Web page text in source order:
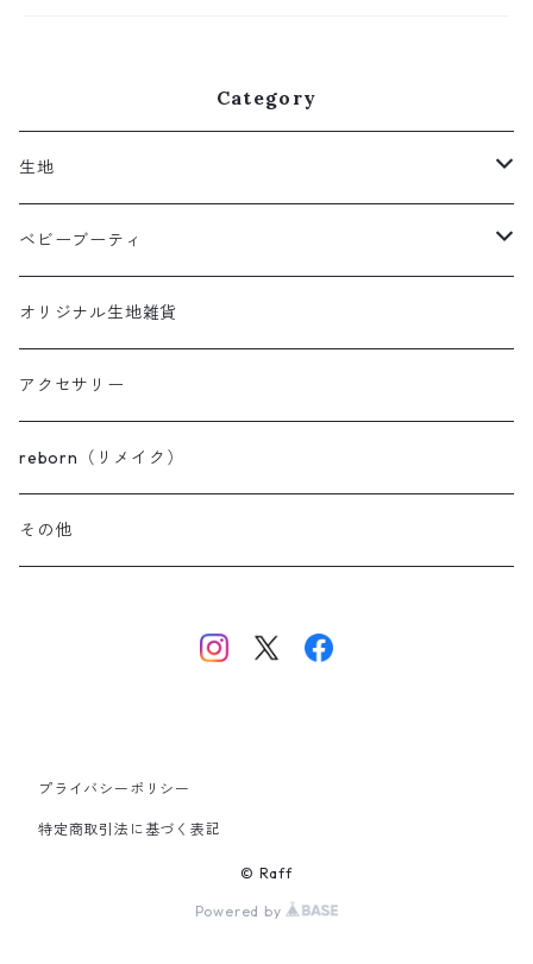
Category
生地
クロスチェック柄
ポップ
スモーキー
ベビーブーティ
パイルベビーブーティ
ボアベビーブーティ
セレモニーベビーブーティ
オリジナル生地雑貨
アクセサリー
reborn（リメイク）
その他
プライバシーポリシー
特定商取引法に基づく表記
© Raff
Powered by